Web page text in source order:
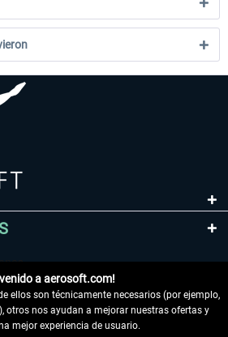
a aerosoft.com!
ellos son técnicamente necesarios (por ejemplo,
otros nos ayudan a mejorar nuestras ofertas y
mejor experiencia de usuario.